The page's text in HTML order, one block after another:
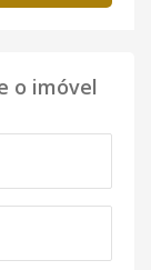
o imóvel